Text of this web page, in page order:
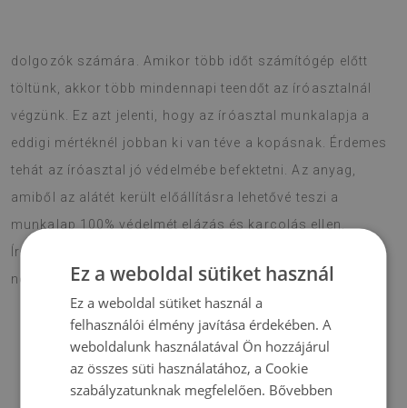
dolgozók számára. Amikor több időt számítógép előtt
töltünk, akkor több mindennapi teendőt az íróasztalnál
végzünk. Ez azt jelenti, hogy az íróasztal munkalapja a
eddigi mértéknél jobban ki van téve a kopásnak. Érdemes
tehát az íróasztal jó védelmébe befektetni. Az anyag,
amiből az alátét került előállításra lehetővé teszi a
munkalap 100% védelmét elázás és karcolás ellen.
Íróasztal alátét Grafit absztrakció jól felhasználható a
notebook alátétjeként is.
Anyag: PES hálóval erősített vinyl ;
Vastagság:1,6 mm;
Ez a weboldal sütiket használ
Ez a weboldal sütiket használ a
felhasználói élmény javítása érdekében. A
weboldalunk használatával Ön hozzájárul
az összes süti használatához, a Cookie
szabályzatunknak megfelelően. Bővebben